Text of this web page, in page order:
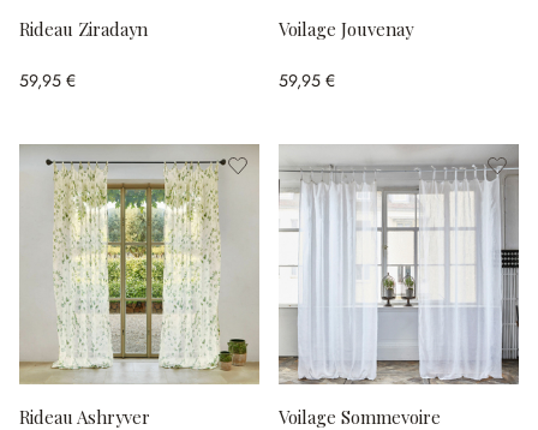
Rideau Ziradayn
59,95 €
Voilage Jouvenay
59,95 €
Rideau Ashryver Voilage Sommevoire